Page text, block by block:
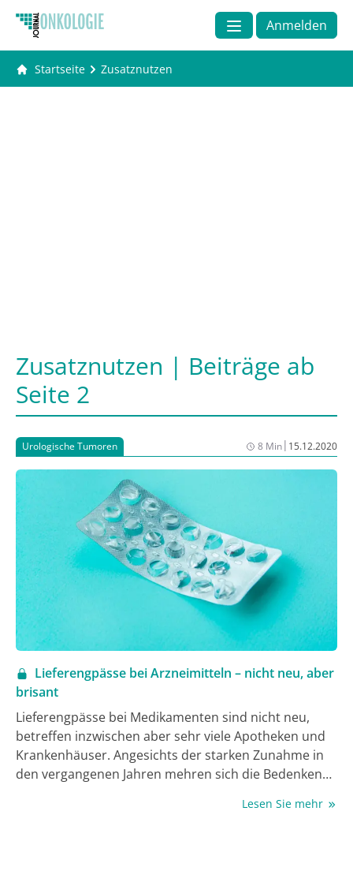
Anmelden
Startseite Zusatznutzen
Zusatznutzen | Beiträge ab
Seite 2
Urologische Tumoren 8 Min| 15.12.2020
Lieferengpässe bei Arzneimitteln – nicht neu, aber
brisant
Lieferengpässe bei Medikamenten sind nicht neu,
betreffen inzwischen aber sehr viele Apotheken und
Krankenhäuser. Angesichts der starken Zunahme in
den vergangenen Jahren mehren sich die Bedenken
besonders in Zeiten der Corona-Pandemie. Während
Lesen Sie mehr